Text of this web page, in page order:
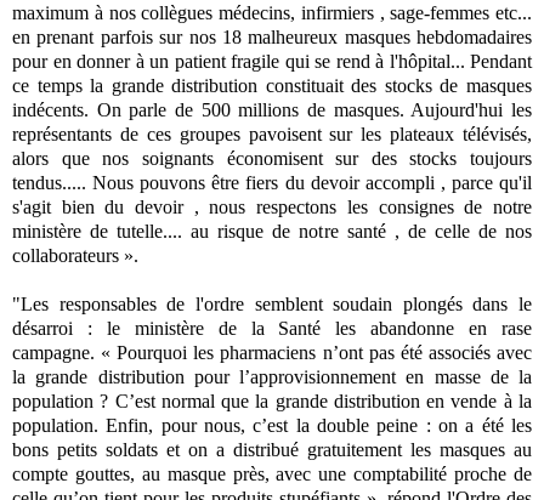
maximum à nos collègues médecins, infirmiers , sage-femmes etc...
en prenant parfois sur nos 18 malheureux masques hebdomadaires
pour en donner à un patient fragile qui se rend à l'hôpital... Pendant
ce temps la grande distribution constituait des stocks de masques
indécents. On parle de 500 millions de masques. Aujourd'hui les
représentants de ces groupes pavoisent sur les plateaux télévisés,
alors que nos soignants économisent sur des stocks toujours
tendus..... Nous pouvons être fiers du devoir accompli , parce qu'il
s'agit bien du devoir , nous respectons les consignes de notre
ministère de tutelle.... au risque de notre santé , de celle de nos
collaborateurs ».
"Les responsables de l'ordre semblent soudain plongés dans le
désarroi : le ministère de la Santé les abandonne en rase
campagne. « Pourquoi les pharmaciens n’ont pas été associés avec
la grande distribution pour l’approvisionnement en masse de la
population ? C’est normal que la grande distribution en vende à la
population. Enfin, pour nous, c’est la double peine : on a été les
bons petits soldats et on a distribué gratuitement les masques au
compte gouttes, au masque près, avec une comptabilité proche de